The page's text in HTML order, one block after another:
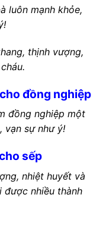
luôn mạnh khỏe,
thịnh vượng,
đồng nghiệp
đồng nghiệp một
vạn sự như ý!
sếp
nhiệt huyết và
nhiều thành